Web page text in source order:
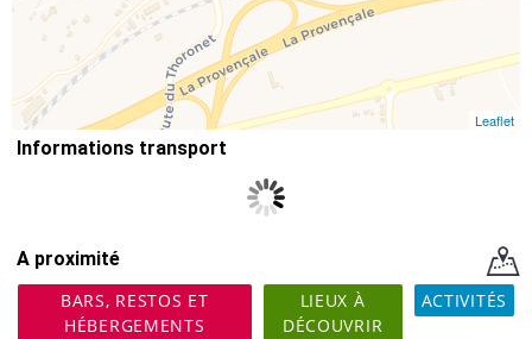
Leaflet
Informations transport
A proximité
BARS, RESTOS ET
HÉBERGEMENTS
LIEUX À
DÉCOUVRIR
ACTIVITÉS